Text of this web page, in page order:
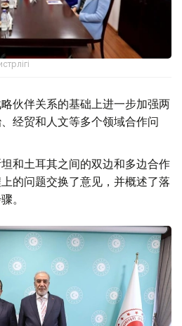
伙伴关系的基础上进一步加强两
经贸和人文等多个领域合作问
和土耳其之间的双边和多边合作
的问题交换了意见，并概述了落
。